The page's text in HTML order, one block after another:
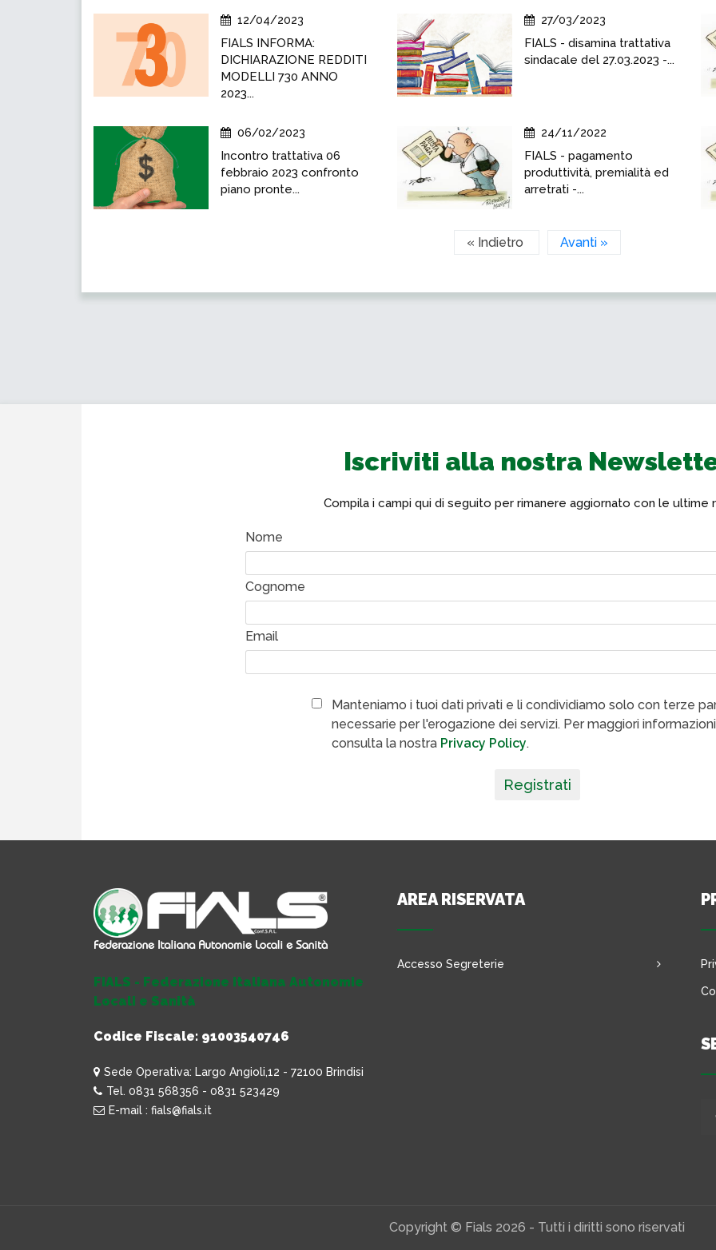
12/04/2023
FIALS INFORMA:
DICHIARAZIONE REDDITI
MODELLI 730 ANNO
2023...
27/03/2023
FIALS - disamina trattativa
sindacale del 27.03.2023 -...
06/02/2023
Incontro trattativa 06
febbraio 2023 confronto
piano pronte...
24/11/2022
FIALS - pagamento
produttività, premialità ed
arretrati -...
« Indietro Avanti »
Iscriviti alla nostra
Compila i campi qui di seguito per rimanere aggiornato con le ultime
Nome
Cognome
Email
Manteniamo i tuoi dati privati e li condividiamo solo con terze
necessarie per l'erogazione dei servizi. Per maggiori
consulta la nostra Privacy Policy.
Registrati
FIALS - Federazione Italiana Autonomie
Locali e Sanità
Codice Fiscale: 91003540746
Sede Operativa: Largo Angioli,12 - 72100 Brindisi
Tel. 0831 568356 - 0831 523429
E-mail : fials@fials.it
AREA RISERVATA
Accesso Segreterie
Copyright © Fials 2026 - Tutti i diritti sono riservati